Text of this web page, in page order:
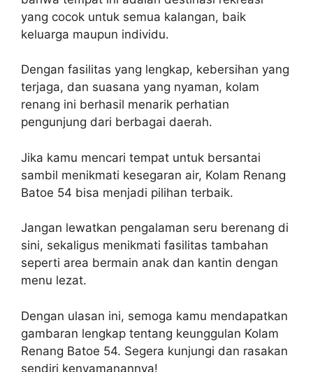
yang cocok untuk semua kalangan, baik
keluarga maupun individu.
Dengan fasilitas yang lengkap, kebersihan yang
terjaga, dan suasana yang nyaman, kolam
renang ini berhasil menarik perhatian
pengunjung dari berbagai daerah.
Jika kamu mencari tempat untuk bersantai
sambil menikmati kesegaran air, Kolam Renang
Batoe 54 bisa menjadi pilihan terbaik.
Jangan lewatkan pengalaman seru berenang di
sini, sekaligus menikmati fasilitas tambahan
seperti area bermain anak dan kantin dengan
menu lezat.
Dengan ulasan ini, semoga kamu mendapatkan
gambaran lengkap tentang keunggulan Kolam
Renang Batoe 54. Segera kunjungi dan rasakan
sendiri kenyamanannya!